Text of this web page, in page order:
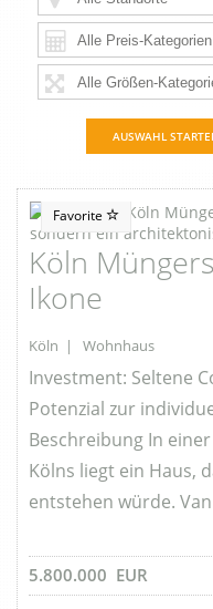
Favorite
Köln
Ikone
Köln | Wohnhaus
Investment: Seltene
Potenzial zur
Beschreibung In
Kölns liegt ein Haus,
entstehen würde.
5.800.000 EUR